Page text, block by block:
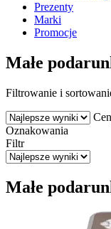
Prezenty
Marki
Promocje
Małe
Filtrowanie i
Oznakowania
Filtr
Małe